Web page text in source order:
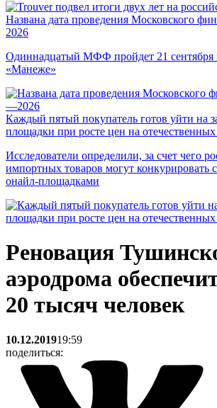
Названа дата проведения Московского
2026
Одиннадцатый МФФ пройдет 21 сентября
«Манеже»
Каждый пятый покупатель готов уйти на
площадки при росте цен на
Исследователи определили, за счет чего
импортных товаров могут конкурировать
онайл-площадками
Реновация
аэродрома
20 тысяч человек
10.12.201919:59
поделиться: